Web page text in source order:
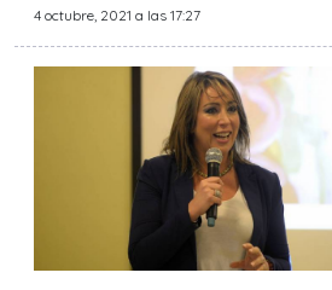
4 octubre, 2021 a las 17:27